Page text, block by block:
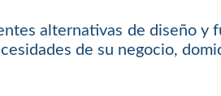
alternativas de diseño y
de su negocio,